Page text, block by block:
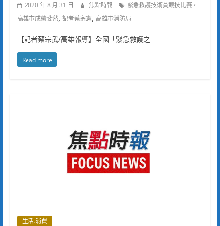
2020 年 8 月 31 日 焦點時報
緊急救護技術員競技比賽，
高雄市成績斐然, 記者蔡宗憲, 高雄市消防局
【記者蔡宗武/高雄報導】全國「緊急救護之
Read more
生活.消費